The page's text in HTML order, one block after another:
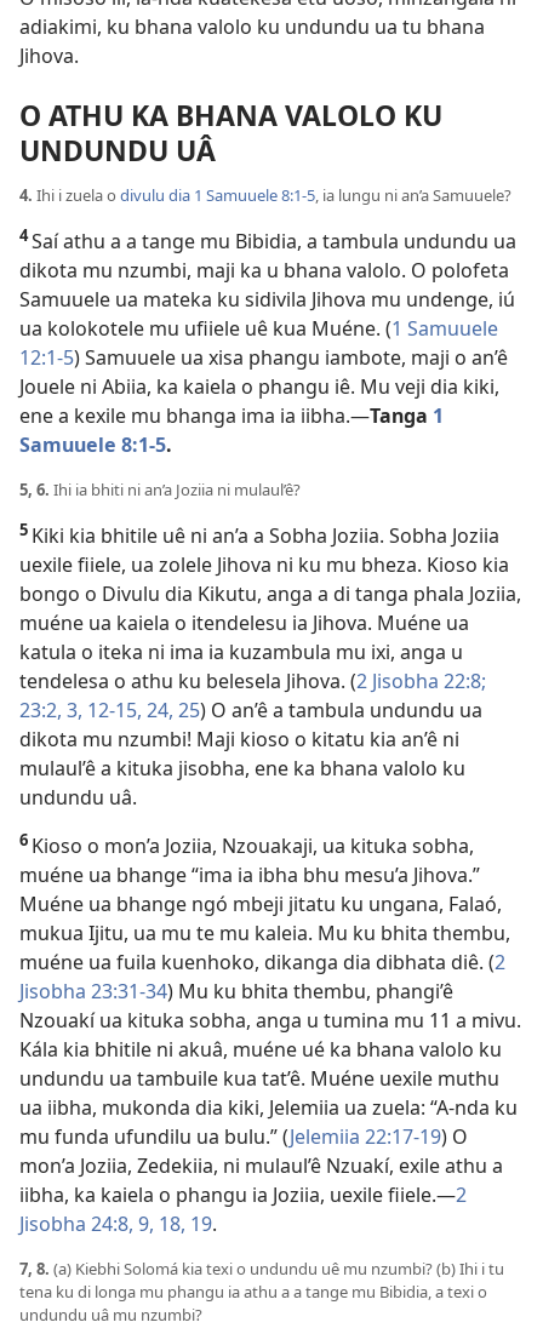
adiakimi, ku bhana valolo ku undundu ua tu bhana
Jihova.
O ATHU KA BHANA VALOLO KU
UNDUNDU UÂ
4. Ihi i zuela o divulu dia 1 Samuuele 8:1-5, ia lungu ni an’a Samuuele?
4Saí athu a a tange mu Bibidia, a tambula undundu ua
dikota mu nzumbi, maji ka u bhana valolo. O polofeta
Samuuele ua mateka ku sidivila Jihova mu undenge, iú
ua kolokotele mu ufiiele uê kua Muéne. (1 Samuuele
12:1-5) Samuuele ua xisa phangu iambote, maji o an’ê
Jouele ni Abiia, ka kaiela o phangu iê. Mu veji dia kiki,
ene a kexile mu bhanga ima ia iibha.—Tanga 1
Samuuele 8:1-5.
5, 6. Ihi ia bhiti ni an’a Joziia ni mulaul’ê?
5 Kiki kia bhitile uê ni an’a a Sobha Joziia. Sobha Joziia
uexile fiiele, ua zolele Jihova ni ku mu bheza. Kioso kia
bongo o Divulu dia Kikutu, anga a di tanga phala Joziia,
muéne ua kaiela o itendelesu ia Jihova. Muéne ua
katula o iteka ni ima ia kuzambula mu ixi, anga u
tendelesa o athu ku belesela Jihova. (2 Jisobha 22:8;
23:2, 3, 12-15, 24, 25) O an’ê a tambula undundu ua
dikota mu nzumbi! Maji kioso o kitatu kia an’ê ni
mulaul’ê a kituka jisobha, ene ka bhana valolo ku
undundu uâ.
6 Kioso o mon’a Joziia, Nzouakaji, ua kituka sobha,
muéne ua bhange “ima ia ibha bhu mesu’a Jihova.”
Muéne ua bhange ngó mbeji jitatu ku ungana, Falaó,
mukua Ijitu, ua mu te mu kaleia. Mu ku bhita thembu,
muéne ua fuila kuenhoko, dikanga dia dibhata diê. (2
Jisobha 23:31-34) Mu ku bhita thembu, phangi’ê
Nzouakí ua kituka sobha, anga u tumina mu 11 a mivu.
Kála kia bhitile ni akuâ, muéne ué ka bhana valolo ku
undundu ua tambuile kua tat’ê. Muéne uexile muthu
ua iibha, mukonda dia kiki, Jelemiia ua zuela: “A-nda ku
mu funda ufundilu ua bulu.” (Jelemiia 22:17-19) O
mon’a Joziia, Zedekiia, ni mulaul’ê Nzuakí, exile athu a
iibha, ka kaiela o phangu ia Joziia, uexile fiiele.—2
Jisobha 24:8, 9, 18, 19.
7, 8. (a) Kiebhi Solomá kia texi o undundu uê mu nzumbi? (b) Ihi i tu
tena ku di longa mu phangu ia athu a a tange mu Bibidia, a texi o
undundu uâ mu nzumbi?